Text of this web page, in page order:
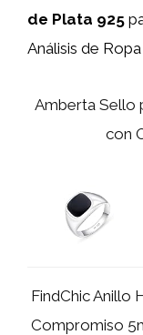
de Plata 925
Análisis de
Amberta Sello
con
FindChic Anillo
Compromiso